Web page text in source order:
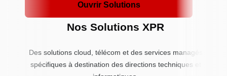
Ouvrir Solutions
Nos Solutions XPR
Des solutions cloud, télécom et des services managés
spécifiques à destination des directions techniques et